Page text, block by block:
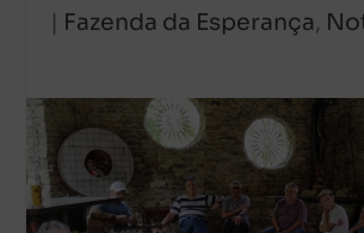
| Fazenda da Esperança,